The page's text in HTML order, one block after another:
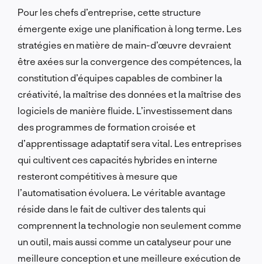
Pour les chefs d’entreprise, cette structure
émergente exige une planification à long terme. Les
stratégies en matière de main-d’œuvre devraient
être axées sur la convergence des compétences, la
constitution d’équipes capables de combiner la
créativité, la maîtrise des données et la maîtrise des
logiciels de manière fluide. L’investissement dans
des programmes de formation croisée et
d’apprentissage adaptatif sera vital. Les entreprises
qui cultivent ces capacités hybrides en interne
resteront compétitives à mesure que
l’automatisation évoluera. Le véritable avantage
réside dans le fait de cultiver des talents qui
comprennent la technologie non seulement comme
un outil, mais aussi comme un catalyseur pour une
meilleure conception et une meilleure exécution de